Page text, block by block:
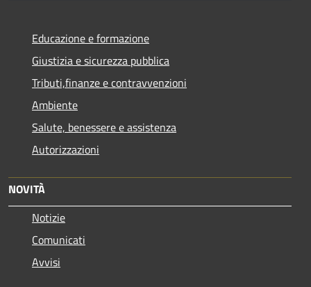
Educazione e formazione
Giustizia e sicurezza pubblica
Tributi,finanze e contravvenzioni
Ambiente
Salute, benessere e assistenza
Autorizzazioni
NOVITÀ
Notizie
Comunicati
Avvisi